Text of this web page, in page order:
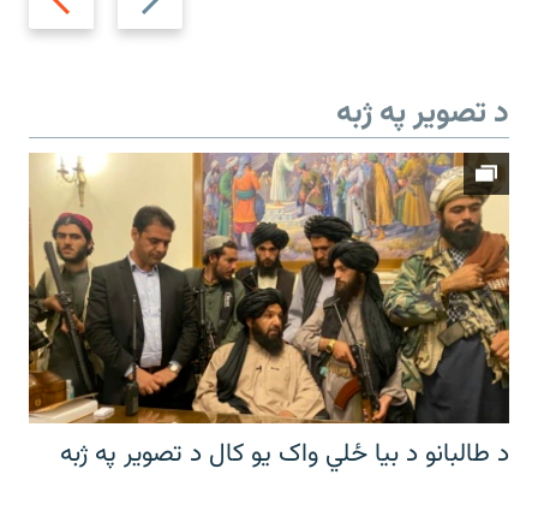
slide
slide
د تصویر په ژبه
د طالبانو د بیا ځلي واک یو کال د تصویر په ژبه